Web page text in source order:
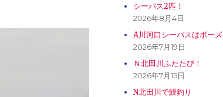
シーバス2匹！
2026年8月4日
A川河口シーバスはボーズ
2026年7月19日
Ｎ北田川ふたたび！
2026年7月15日
N北田川で鰻釣り